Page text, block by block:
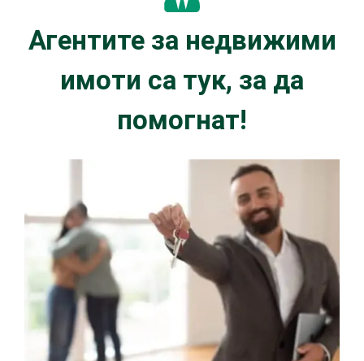
Агентите за недвижими
имоти са тук, за да
помогнат!